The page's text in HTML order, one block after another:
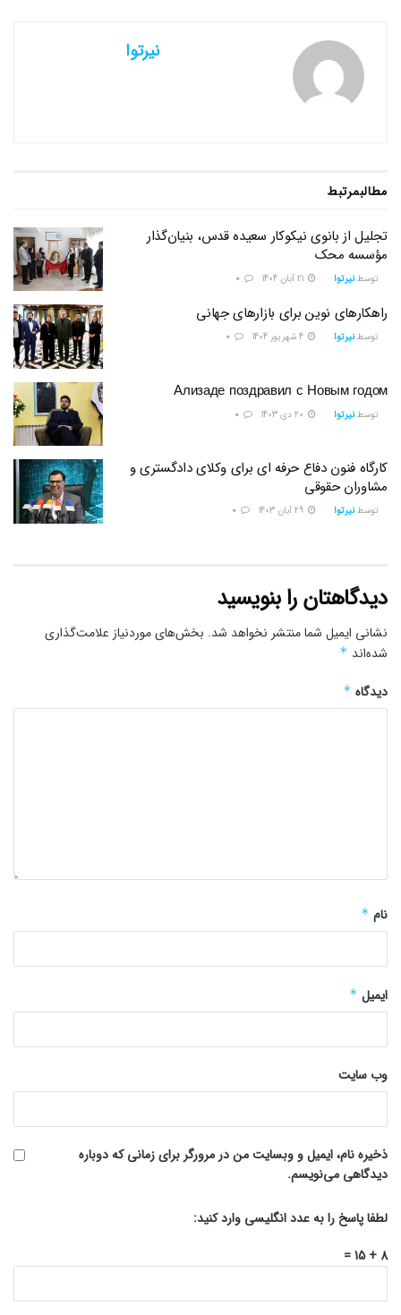
نیرتوا
مطالبمرتبط
تجلیل از بانوی نیکوکار سعیده قدس، بنیان‌گذار
مؤسسه محک
توسط نیرتوا
راهکارهای نوین برای بازارهای جهانی
توسط نیرتوا
Ализаде поздравил с Новым годом
توسط نیرتوا
کارگاه فنون دفاع حرفه ای برای وکلای دادگستری و
مشاوران حقوقی
توسط نیرتوا
دیدگاهتان را بنویسید
نشانی ایمیل شما منتشر نخواهد شد. بخش‌های موردنیاز علامت‌گذاری
شده‌اند *
دیدگاه *
نام *
ایمیل *
وب‌ سایت
ذخیره نام، ایمیل و وبسایت من در مرورگر برای زمانی که دوباره
دیدگاهی می‌نویسم.
لطفا پاسخ را به عدد انگلیسی وارد کنید:
8 + 15 =